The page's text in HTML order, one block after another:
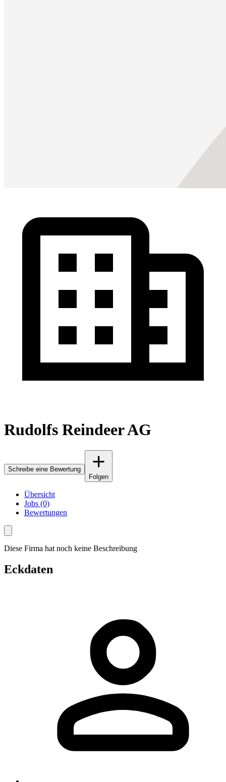
Rudolfs Reindeer AG
Schreibe eine Bewertung
Folgen
Übersicht
Jobs (0)
Bewertungen
Diese Firma hat noch keine Beschreibung
Eckdaten